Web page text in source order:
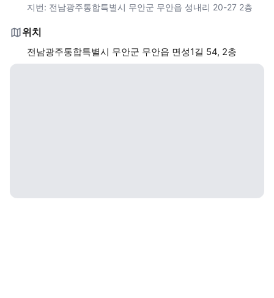
지번: 전남광주통합특별시 무안군 무안읍 성내리 20-27 2층
위치
전남광주통합특별시 무안군 무안읍 면성1길 54, 2층